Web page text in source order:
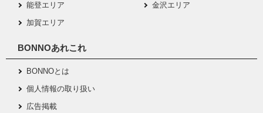
能登エリア
金沢エリア
加賀エリア
BONNOあれこれ
BONNOとは
個人情報の取り扱い
広告掲載